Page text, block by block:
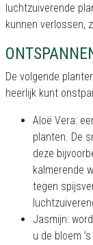
luchtzuiverende
kunnen verlossen,
De volgende
heerlijk kunt
Aloë Vera:
planten. De
deze
kalmerende
tegen
Jasmijn:
u de bloem